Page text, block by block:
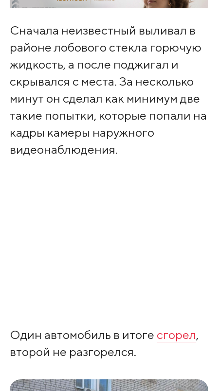
Сначала неизвестный выливал в
районе лобового стекла горючую
жидкость, а после поджигал и
скрывался с места. За несколько
минут он сделал как минимум две
такие попытки, которые попали на
кадры камеры наружного
видеонаблюдения.
Один автомобиль в итоге сгорел,
второй не разгорелся.